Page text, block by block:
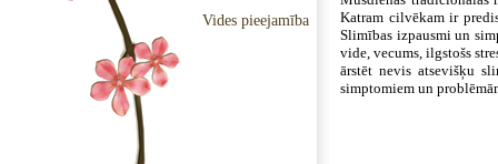
Vides pieejamība
Katram cilvēkam ir
Slimības izpausmi un
vide, vecums, ilgstošs
ārstēt nevis atsevišķu
simptomiem un